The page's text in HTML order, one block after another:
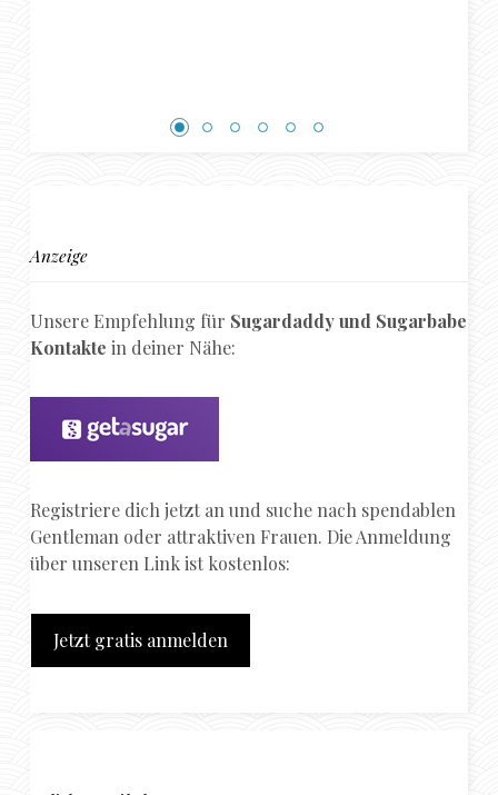
Anzeige
Unsere Empfehlung für Sugardaddy und Sugarbabe
Kontakte in deiner Nähe:
Registriere dich jetzt an und suche nach spendablen
Gentleman oder attraktiven Frauen. Die Anmeldung
über unseren Link ist kostenlos:
Jetzt gratis anmelden